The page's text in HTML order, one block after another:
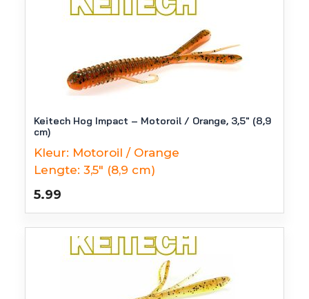
Keitech Hog Impact – Motoroil / Orange, 3,5″ (8,9
cm)
Kleur: Motoroil / Orange
Lengte: 3,5" (8,9 cm)
5.99